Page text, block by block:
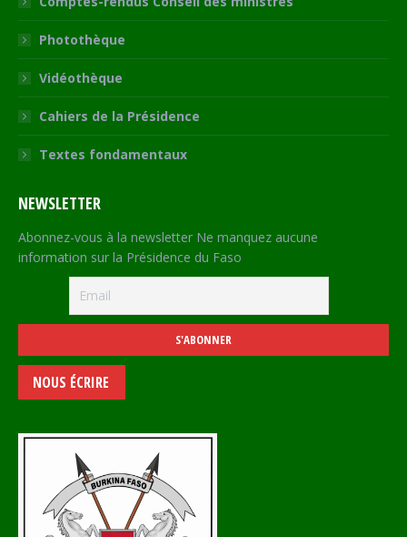
Photothèque
Vidéothèque
Cahiers de la Présidence
Textes fondamentaux
NEWSLETTER
Abonnez-vous à la newsletter Ne manquez aucune
information sur la Présidence du Faso
NOUS ÉCRIRE